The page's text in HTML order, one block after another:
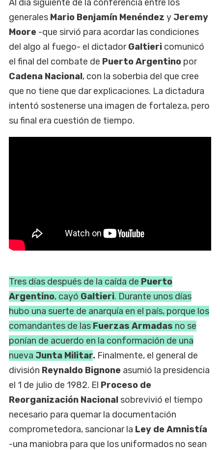
Al dìa siguiente de la conferencia entre los
generales Mario Benjamín Menéndez y Jeremy
Moore -que sirvió para acordar las condiciones
del algo al fuego- el dictadorGaltieri comunicó
el final del combate de Puerto Argentino por
Cadena Nacional, con la soberbia del que cree
que no tiene que dar explicaciones. La dictadura
intentó sostenerse una imagen de fortaleza, pero
su final era cuestión de tiempo.
Tres días después de la caída de Puerto
Argentino, cayó Galtieri. Durante unos días
hubo una suerte de anarquía en el país, porque los
comandantes de las Fuerzas Armadas no se
ponían de acuerdo en la conformación de una
nueva Junta Militar. Finalmente, el general de
división Reynaldo Bignone asumió la presidencia
el 1 de julio de 1982. El Proceso de
Reorganización Nacional sobrevivió el tiempo
necesario para quemar la documentación
comprometedora, sancionar la Ley de Amnistía
-una maniobra para que los uniformados no sean